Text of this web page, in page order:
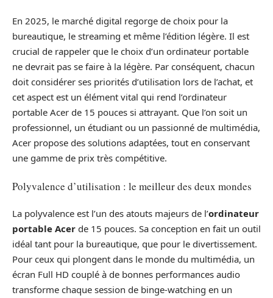
En 2025, le marché digital regorge de choix pour la
bureautique, le streaming et même l’édition légère. Il est
crucial de rappeler que le choix d’un ordinateur portable
ne devrait pas se faire à la légère. Par conséquent, chacun
doit considérer ses priorités d’utilisation lors de l’achat, et
cet aspect est un élément vital qui rend l’ordinateur
portable Acer de 15 pouces si attrayant. Que l’on soit un
professionnel, un étudiant ou un passionné de multimédia,
Acer propose des solutions adaptées, tout en conservant
une gamme de prix très compétitive.
Polyvalence d’utilisation : le meilleur des deux mondes
La polyvalence est l’un des atouts majeurs de l’ordinateur
portable Acer de 15 pouces. Sa conception en fait un outil
idéal tant pour la bureautique, que pour le divertissement.
Pour ceux qui plongent dans le monde du multimédia, un
écran Full HD couplé à de bonnes performances audio
transforme chaque session de binge-watching en un